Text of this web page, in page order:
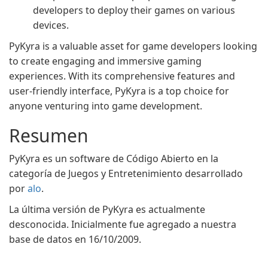
developers to deploy their games on various
devices.
PyKyra is a valuable asset for game developers looking
to create engaging and immersive gaming
experiences. With its comprehensive features and
user-friendly interface, PyKyra is a top choice for
anyone venturing into game development.
Resumen
PyKyra es un software de Código Abierto en la
categoría de Juegos y Entretenimiento desarrollado
poralo.
La última versión de PyKyra es actualmente
desconocida. Inicialmente fue agregado a nuestra
base de datos en 16/10/2009.